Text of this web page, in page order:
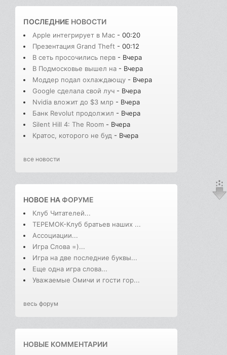
ПОСЛЕДНИЕ НОВОСТИ
Apple интегрирует в Mac - 00:20
Презентация Grand Theft - 00:12
В сеть просочились перв - Вчера
В Подмосковье вышел на - Вчера
Моддер подал охлаждающу - Вчера
Google сделала свой луч - Вчера
Nvidia вложит до $3 млр - Вчера
Банк Revolut продолжил - Вчера
Silent Hill 4: The Room - Вчера
Кратос, которого не буд - Вчера
все новости
НОВОЕ НАФОРУМЕ
Клуб Читателей...
ТЕРЕМОК-Клуб братьев наших ...
Ассоциации...
Игра Слова =)...
Игра на две последние буквы...
Еще одна игра слова...
Уважаемые Омичи и гости гор...
весь форум
НОВЫЕ КОММЕНТАРИИ